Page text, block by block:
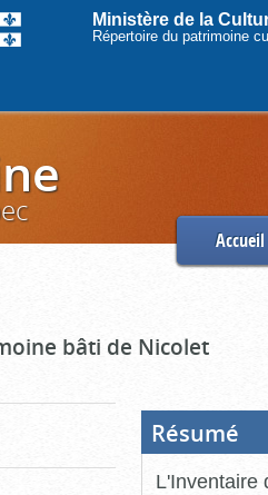
Ministère de la
Répertoire du patrimoine
Accueil
bâti de Nicolet
Résumé
L'Inventaire